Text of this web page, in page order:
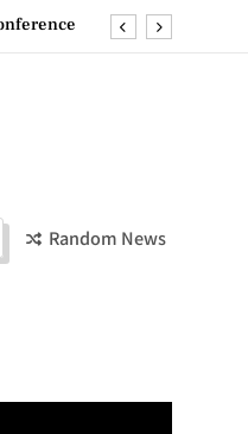
Events
Random News